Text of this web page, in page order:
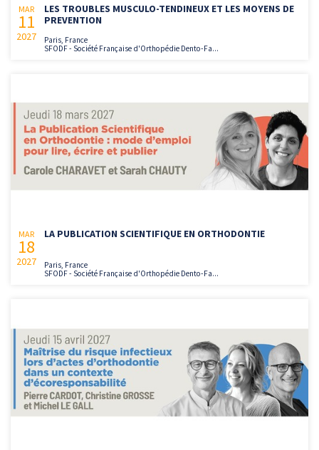
MAR
11
2027
LES TROUBLES MUSCULO-TENDINEUX ET LES MOYENS DE
PREVENTION
Paris, France
SFODF - Société Française d'Orthopédie Dento-Fa...
MAR
18
2027
LA PUBLICATION SCIENTIFIQUE EN ORTHODONTIE
Paris, France
SFODF - Société Française d'Orthopédie Dento-Fa...